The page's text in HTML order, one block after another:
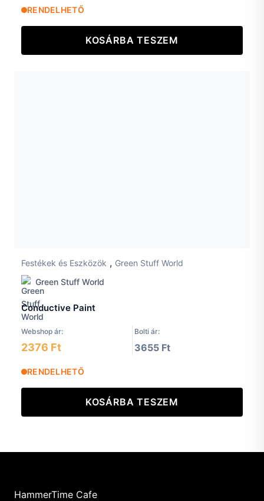
RENDELHETŐ
KOSÁRBA TESZEM
Festékek és Eszközök , Green Stuff World
Green Stuff World
Conductive Paint
Webshop ár: Bolti ár:
2376 Ft 3655 Ft
RENDELHETŐ
KOSÁRBA TESZEM
HammerTime Cafe